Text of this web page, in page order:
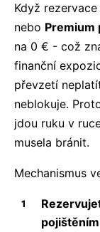
Když
nebo Premium
na 0 € - což
finanční
převzetí
neblokuje.
jdou ruku v
musela bránit.
Mechanismus